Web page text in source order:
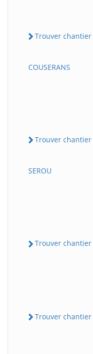
Trouver chantier
COUSERANS
Trouver chantier
SEROU
Trouver chantier
Trouver chantier